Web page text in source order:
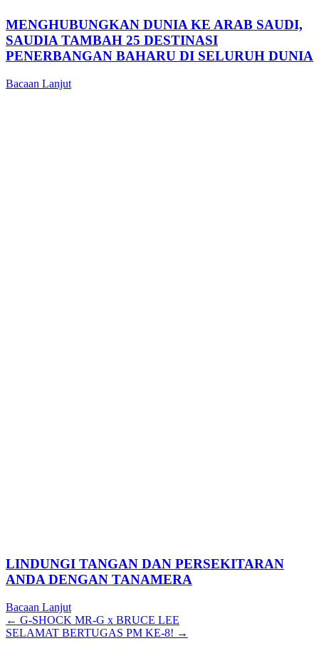
MENGHUBUNGKAN DUNIA KE ARAB SAUDI,
SAUDIA TAMBAH 25 DESTINASI
PENERBANGAN BAHARU DI SELURUH DUNIA
Bacaan Lanjut
LINDUNGI TANGAN DAN PERSEKITARAN
ANDA DENGAN TANAMERA
Bacaan Lanjut
Posts
navigation
← G-SHOCK MR-G x BRUCE LEE
SELAMAT BERTUGAS PM KE-8! →